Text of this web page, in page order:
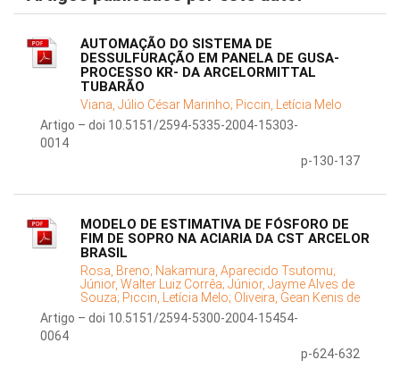
AUTOMAÇÃO DO SISTEMA DE
DESSULFURAÇÃO EM PANELA DE GUSA-
PROCESSO KR- DA ARCELORMITTAL
TUBARÃO
Viana, Júlio César Marinho; Piccin, Letícia Melo
Artigo – doi 10.5151/2594-5335-2004-15303-
0014
p-130-137
MODELO DE ESTIMATIVA DE FÓSFORO DE
FIM DE SOPRO NA ACIARIA DA CST ARCELOR
BRASIL
Rosa, Breno; Nakamura, Aparecido Tsutomu;
Júnior, Walter Luiz Corrêa; Júnior, Jayme Alves de
Souza; Piccin, Letícia Melo; Oliveira, Gean Kenis de
Artigo – doi 10.5151/2594-5300-2004-15454-
0064
p-624-632